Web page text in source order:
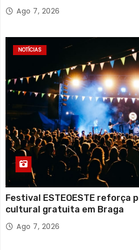
Ago 7, 2026
NOTÍCIAS
Festival ESTEOESTE reforça
cultural gratuita em Braga
Ago 7, 2026